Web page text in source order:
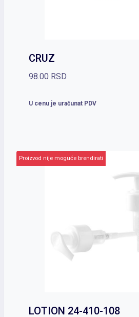
CRUZ
98.00 RSD
U cenu je uračunat PDV
Proizvod nije moguće brendirati
LOTION 24-410-108